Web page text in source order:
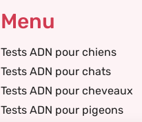
Menu
Tests ADN pour chiens
Tests ADN pour chats
Tests ADN pour cheveaux
Tests ADN pour pigeons